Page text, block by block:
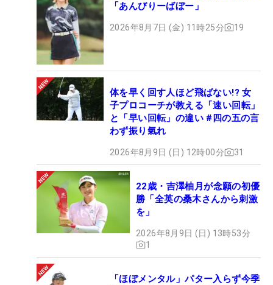
「あんびりーばぼー」
2026年8月7日 (金) 11時25分 19
体を早く回す人ほど飛ばない!? 女
子プロコーチが教える「速い回転」
と「早い回転」の違い #四の五の言
わず振り氣れ
2026年8月9日 (日) 12時00分 31
22歳・吉澤柚月が念願の初優
勝「全英の桑木さんから刺激
を」
2026年8月9日 (日) 13時53分
1
「ほぼメンタル」パター入らず今季